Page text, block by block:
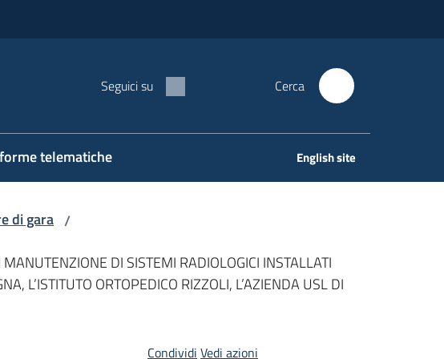
Seguici su Cerca
telematiche English site
di gara /
DI SISTEMI RADIOLOGICI INSTALLATI
L’ISTITUTO ORTOPEDICO RIZZOLI, L’AZIENDA USL DI
Condividi Vedi azioni